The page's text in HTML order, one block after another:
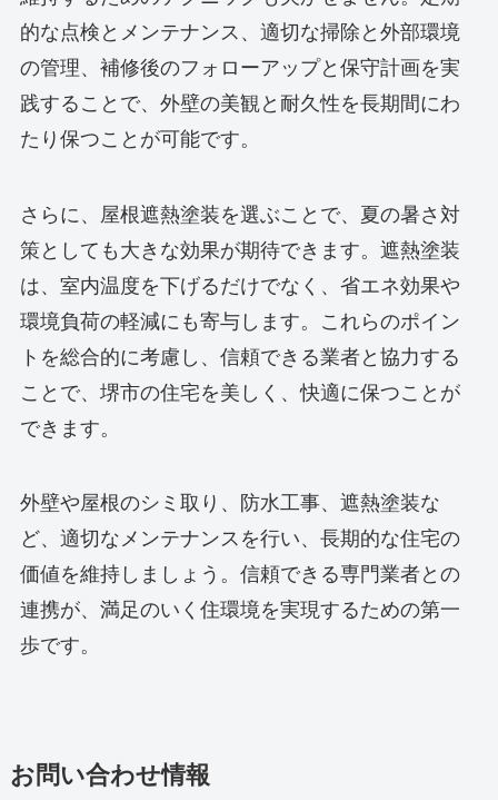
的な点検とメンテナンス、適切な掃除と外部環境
の管理、補修後のフォローアップと保守計画を実
践することで、外壁の美観と耐久性を長期間にわ
たり保つことが可能です。
さらに、屋根遮熱塗装を選ぶことで、夏の暑さ対
策としても大きな効果が期待できます。遮熱塗装
は、室内温度を下げるだけでなく、省エネ効果や
環境負荷の軽減にも寄与します。これらのポイン
トを総合的に考慮し、信頼できる業者と協力する
ことで、堺市の住宅を美しく、快適に保つことが
できます。
外壁や屋根のシミ取り、防水工事、遮熱塗装な
ど、適切なメンテナンスを行い、長期的な住宅の
価値を維持しましょう。信頼できる専門業者との
連携が、満足のいく住環境を実現するための第一
歩です。
お問い合わせ情報